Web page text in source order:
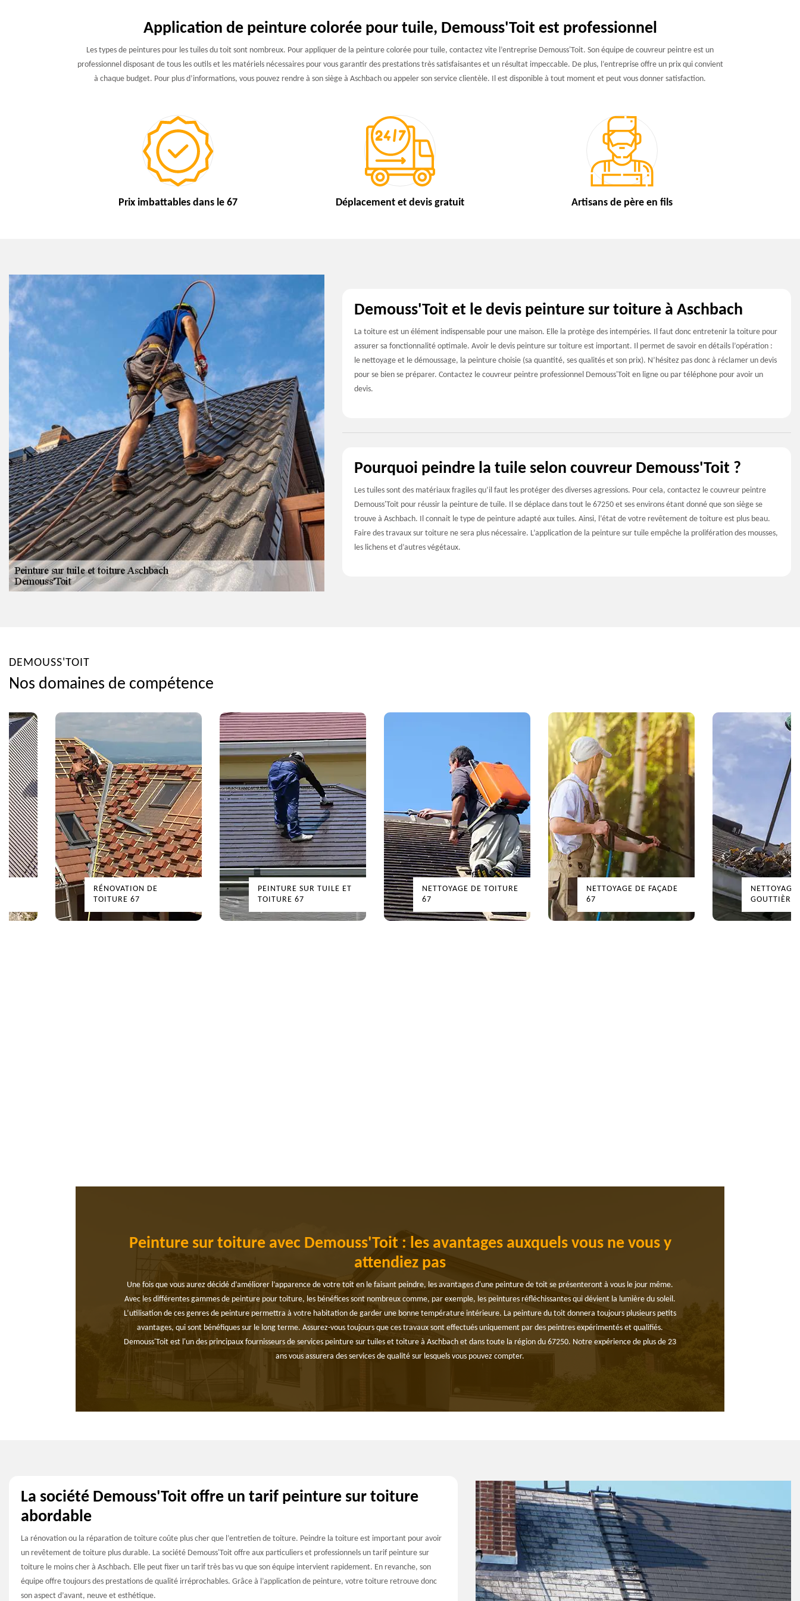
Application de peinture colorée pour tuile, Demouss'Toit est professionnel
Les types de peintures pour les tuiles du toit sont nombreux. Pour appliquer de la peinture colorée pour tuile, contactez vite l’entreprise Demouss'Toit. Son équipe de couvreur peintre est un
professionnel disposant de tous les outils et les matériels nécessaires pour vous garantir des prestations très satisfaisantes et un résultat impeccable. De plus, l’entreprise offre un prix qui convient
à chaque budget. Pour plus d’informations, vous pouvez rendre à son siège à Aschbach ou appeler son service clientèle. Il est disponible à tout moment et peut vous donner satisfaction.
Prix imbattables dans le 67 Déplacement et devis gratuit Artisans de père en fils
Demouss'Toit et le devis peinture sur toiture à Aschbach
La toiture est un élément indispensable pour une maison. Elle la protège des intempéries. Il faut donc entretenir la toiture pour
assurer sa fonctionnalité optimale. Avoir le devis peinture sur toiture est important. Il permet de savoir en détails l’opération :
le nettoyage et le démoussage, la peinture choisie (sa quantité, ses qualités et son prix). N’hésitez pas donc à réclamer un devis
pour se bien se préparer. Contactez le couvreur peintre professionnel Demouss'Toit en ligne ou par téléphone pour avoir un
devis.
Pourquoi peindre la tuile selon couvreur Demouss'Toit ?
Les tuiles sont des matériaux fragiles qu’il faut les protéger des diverses agressions. Pour cela, contactez le couvreur peintre
Demouss'Toit pour réussir la peinture de tuile. Il se déplace dans tout le 67250 et ses environs étant donné que son siège se
trouve à Aschbach. Il connait le type de peinture adapté aux tuiles. Ainsi, l’état de votre revêtement de toiture est plus beau.
Faire des travaux sur toiture ne sera plus nécessaire. L’application de la peinture sur tuile empêche la prolifération des mousses,
les lichens et d’autres végétaux.
DEMOUSS'TOIT
Nos domaines de compétence
RÉNOVATION DE
TOITURE 67
PEINTURE SUR TUILE ET
TOITURE 67
NETTOYAGE DE TOITURE
67
NETTOYAGE DE FAÇADE
67
NETTOYAGE
Peinture sur toiture avec Demouss'Toit : les avantages auxquels vous ne vous y
attendiez pas
Une fois que vous aurez décidé d’améliorer l’apparence de votre toit en le faisant peindre, les avantages d'une peinture de toit se présenteront à vous le jour même.
Avec les différentes gammes de peinture pour toiture, les bénéfices sont nombreux comme, par exemple, les peintures réfléchissantes qui dévient la lumière du soleil.
L’utilisation de ces genres de peinture permettra à votre habitation de garder une bonne température intérieure. La peinture du toit donnera toujours plusieurs petits
avantages, qui sont bénéfiques sur le long terme. Assurez-vous toujours que ces travaux sont effectués uniquement par des peintres expérimentés et qualifiés.
Demouss'Toit est l'un des principaux fournisseurs de services peinture sur tuiles et toiture à Aschbach et dans toute la région du 67250. Notre expérience de plus de 23
ans vous assurera des services de qualité sur lesquels vous pouvez compter.
La société Demouss'Toit offre un tarif peinture sur toiture
abordable
La rénovation ou la réparation de toiture coûte plus cher que l’entretien de toiture. Peindre la toiture est important pour avoir
un revêtement de toiture plus durable. La société Demouss'Toit offre aux particuliers et professionnels un tarif peinture sur
toiture le moins cher à Aschbach. Elle peut fixer un tarif très bas vu que son équipe intervient rapidement. En revanche, son
équipe offre toujours des prestations de qualité irréprochables. Grâce à l’application de peinture, votre toiture retrouve donc
son aspect d’avant, neuve et esthétique.